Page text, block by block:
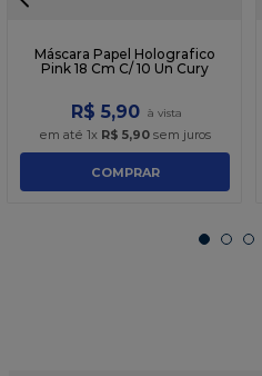
Máscara Papel Holografico
Pink 18 Cm C/ 10 Un Cury
R$ 5,90
em até 1x R$ 5,90sem juros
COMPRAR